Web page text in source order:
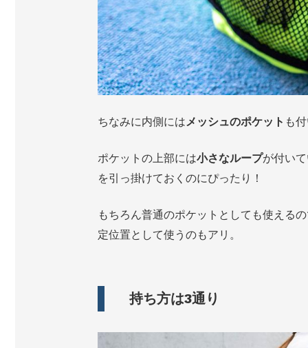
ちなみに内側には メッシュのポケット も
ポケットの上部には小さなループが付い
を引っ掛けておくのにぴったり！
もちろん普通のポケットとしても使える
定位置として使うのもアリ。
持ち方は3通り